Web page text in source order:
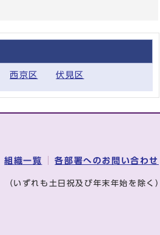
西京区 伏見区
組織一覧 各部署へのお問い合わせ
（いずれも土日祝及び年末年始を除く